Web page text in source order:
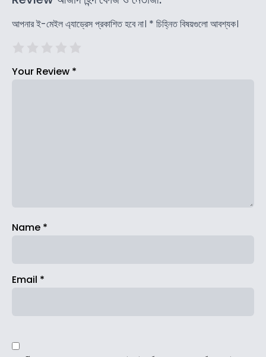
আপনার ই-মেইল এ্যাড্রেস প্রকাশিত হবে না। * চিহ্নিত বিষয়গুলো আবশ্যক।
Your Review *
Name *
Email *